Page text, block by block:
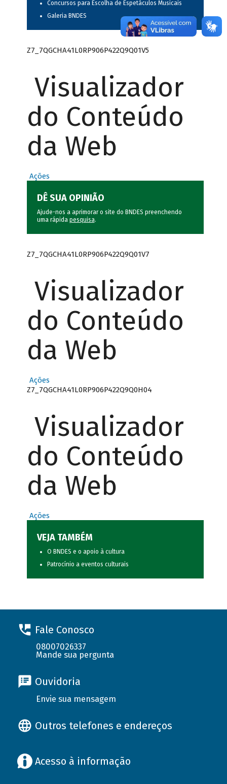
Concursos para Escolha de Espetáculos Musicais
Galeria BNDES
Z7_7QGCHA41L0RP906P422Q9Q01V5
Visualizador
do Conteúdo
da Web
Ações
DÊ SUA OPINIÃO
Ajude-nos a aprimorar o site do BNDES preenchendo
uma rápida pesquisa.
Z7_7QGCHA41L0RP906P422Q9Q01V7
Visualizador
do Conteúdo
da Web
Ações
Z7_7QGCHA41L0RP906P422Q9Q0H04
Visualizador
do Conteúdo
da Web
Ações
VEJA TAMBÉM
O BNDES e o apoio à cultura
Patrocínio a eventos culturais
Fale Conosco
08007026337
Mande sua pergunta
Ouvidoria
Envie sua mensagem
Outros telefones e endereços
Acesso à informação